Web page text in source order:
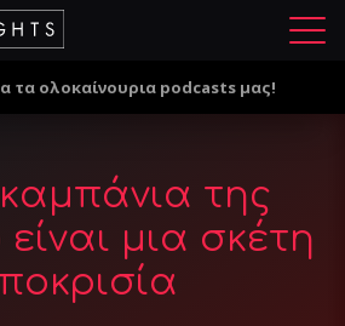
Μ
ο
τα ολοκαίνουρια podcasts μας!
της
μια σκέτη